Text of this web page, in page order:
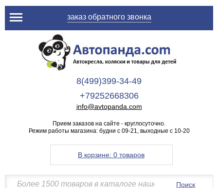
заказ обратного звонка
8(499)399-34-49
+79252668306
info@avtopanda.com
Прием заказов на сайте - круглосуточно.
Режим работы магазина: будни с 09-21, выходные с 10-20
В корзине: 0 товаров
Поиск